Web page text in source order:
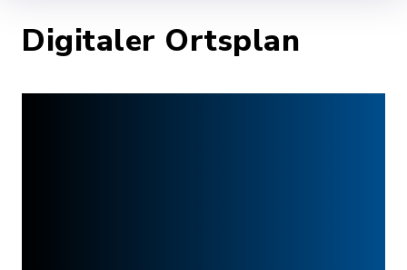
Digitaler Ortsplan